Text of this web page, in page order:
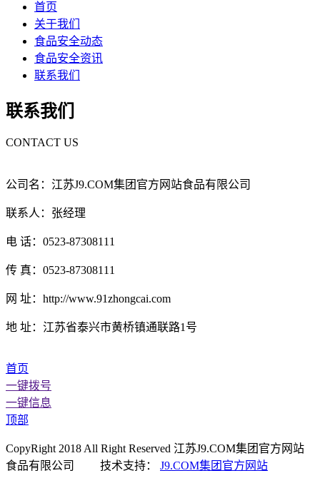
首页
关于我们
食品安全动态
食品安全资讯
联系我们
联系我们
CONTACT US
公司名：江苏J9.COM集团官方网站食品有限公司
联系人：张经理
电 话：0523-87308111
传 真：0523-87308111
网 址：http://www.91zhongcai.com
地 址：江苏省泰兴市黄桥镇通联路1号
首页
一键拨号
一键信息
顶部
CopyRight 2018 All Right Reserved 江苏J9.COM集团官方网站
食品有限公司 技术支持： J9.COM集团官方网站